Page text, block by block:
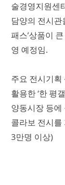
술경영지원센
담양의 전시관
패스’상품이
영 예정임.
주요 전시기
활용한 ‘한 평
양동시장 등
콜라보 전시를
3만명 이상) ​